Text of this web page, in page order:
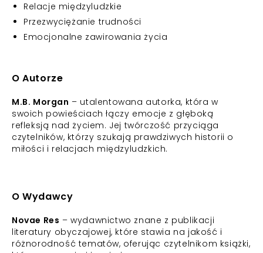
Relacje międzyludzkie
Przezwyciężanie trudności
Emocjonalne zawirowania życia
O Autorze
M.B. Morgan – utalentowana autorka, która w
swoich powieściach łączy emocje z głęboką
refleksją nad życiem. Jej twórczość przyciąga
czytelników, którzy szukają prawdziwych historii o
miłości i relacjach międzyludzkich.
O Wydawcy
Novae Res – wydawnictwo znane z publikacji
literatury obyczajowej, które stawia na jakość i
różnorodność tematów, oferując czytelnikom książki,